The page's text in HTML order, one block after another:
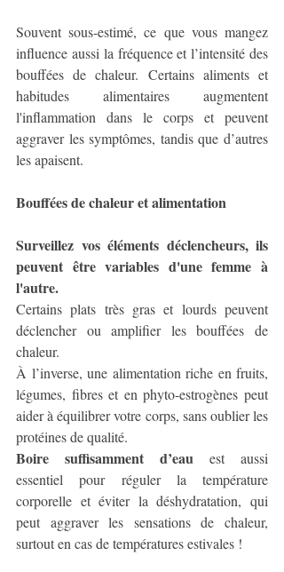
Souvent sous-estimé, ce que vous mangez
influence aussi la fréquence et l’intensité des
bouffées de chaleur. Certains aliments et
habitudes alimentaires augmentent
l'inflammation dans le corps et peuvent
aggraver les symptômes, tandis que d’autres
les apaisent.
Bouffées de chaleur et alimentation
Surveillez vos éléments déclencheurs, ils
peuvent être variables d'une femme à
l'autre.
Certains plats très gras et lourds peuvent
déclencher ou amplifier les bouffées de
chaleur.
À l’inverse, une alimentation riche en fruits,
légumes, fibres et en phyto-estrogènes peut
aider à équilibrer votre corps, sans oublier les
protéines de qualité.
Boire suffisamment d’eau est aussi
essentiel pour réguler la température
corporelle et éviter la déshydratation, qui
peut aggraver les sensations de chaleur,
surtout en cas de températures estivales !